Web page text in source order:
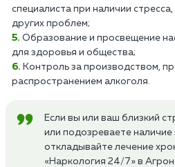
специалиста при наличии
других проблем;
Образование и просвещение
для здоровья и общества;
Контроль за производством,
распространением алкоголя.
Если вы или ваш близкий
или подозреваете наличие
откладывайте лечение
«Наркология 24/7» в